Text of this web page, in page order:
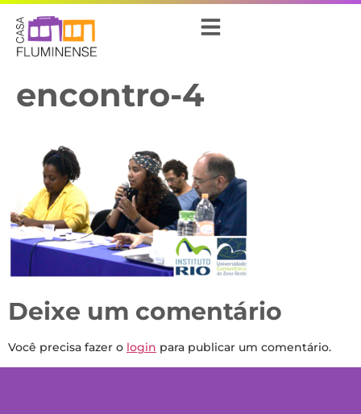
encontro-4
Deixe um comentário
Você precisa fazer o login para publicar um comentário.